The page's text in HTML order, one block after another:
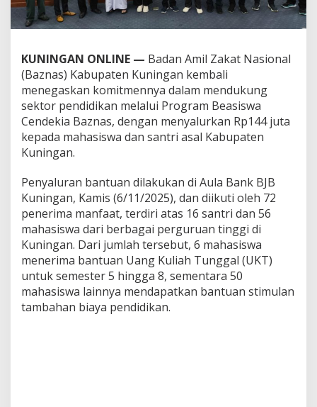
KUNINGAN ONLINE — Badan Amil Zakat Nasional
(Baznas) Kabupaten Kuningan kembali
menegaskan komitmennya dalam mendukung
sektor pendidikan melalui Program Beasiswa
Cendekia Baznas, dengan menyalurkan Rp144 juta
kepada mahasiswa dan santri asal Kabupaten
Kuningan.
Penyaluran bantuan dilakukan di Aula Bank BJB
Kuningan, Kamis (6/11/2025), dan diikuti oleh 72
penerima manfaat, terdiri atas 16 santri dan 56
mahasiswa dari berbagai perguruan tinggi di
Kuningan. Dari jumlah tersebut, 6 mahasiswa
menerima bantuan Uang Kuliah Tunggal (UKT)
untuk semester 5 hingga 8, sementara 50
mahasiswa lainnya mendapatkan bantuan stimulan
tambahan biaya pendidikan.